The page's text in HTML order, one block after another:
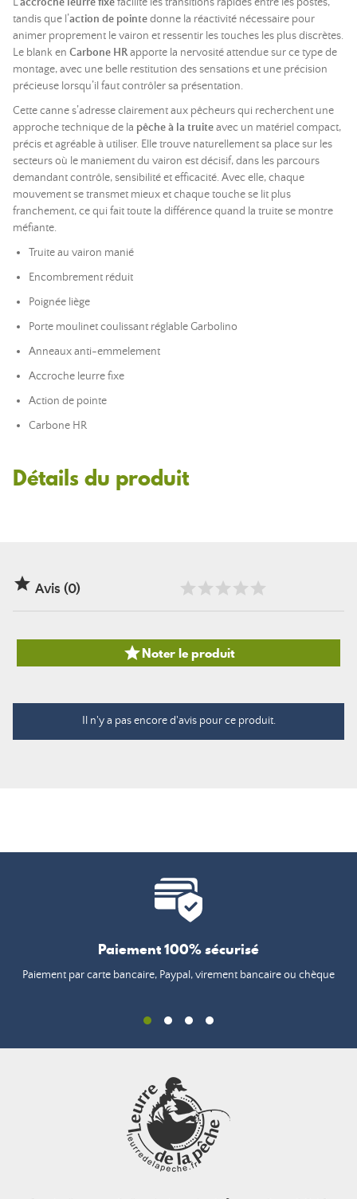
tandis que l’action de pointedonne la réactivité nécessaire pour
animer proprement le vairon et ressentir les touches les plus discrètes.
Le blank en Carbone HRapporte la nervosité attendue sur ce type de
montage, avec une belle restitution des sensations et une précision
précieuse lorsqu’il faut contrôler sa présentation.
Cette canne s’adresse clairement aux pêcheurs qui recherchent une
approche technique de la pêche à la truiteavec un matériel compact,
précis et agréable à utiliser. Elle trouve naturellement sa place sur les
secteurs où le maniement du vairon est décisif, dans les parcours
demandant contrôle, sensibilité et efficacité. Avec elle, chaque
mouvement se transmet mieux et chaque touche se lit plus
franchement, ce qui fait toute la différence quand la truite se montre
méfiante.
Truite au vairon manié
Encombrement réduit
Poignée liège
Porte moulinet coulissant réglable Garbolino
Anneaux anti-emmelement
Accroche leurre fixe
Action de pointe
Carbone HR
Détails du produit
 Avis (0)
Noter le produit
Il n'y a pas encore d'avis pour ce produit.
Paiement 100% sécurisé
Paiement par carte bancaire, Paypal, virement bancaire ou chèque